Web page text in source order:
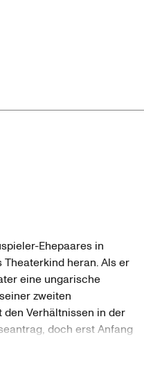
Ehepaares in
heran. Als er
eine ungarische
zweiten
Verhältnissen in der
doch erst Anfang
und beginnt im
Theater-, Film- und